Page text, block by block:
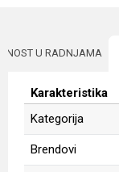
U RADNJAMA
Karakteristika
Kategorija
Brendovi